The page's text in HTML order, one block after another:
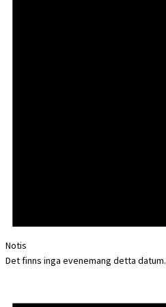
Notis
Det finns inga evenemang detta datum.